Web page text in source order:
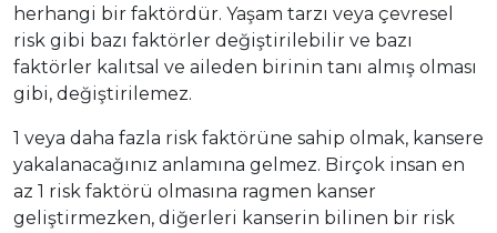
herhangi bir faktördür. Yaşam tarzı veya çevresel
risk gibi bazı faktörler değiştirilebilir ve bazı
faktörler kalıtsal ve aileden birinin tanı almış olması
gibi, değiştirilemez.
1 veya daha fazla risk faktörüne sahip olmak, kansere
yakalanacağınız anlamına gelmez. Birçok insan en
az 1 risk faktörü olmasına ragmen kanser
geliştirmezken, diğerleri kanserin bilinen bir risk